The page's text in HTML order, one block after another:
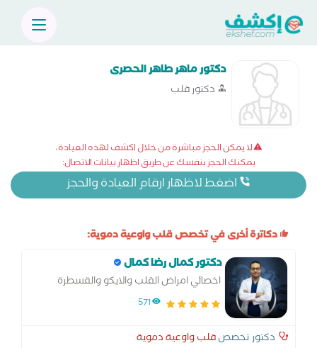
دكتور ماهر طاهر الحصرى
دكتور قلب
لا يمكن الحجز مباشرة من خلال اكشف لهذه العيادة،
يمكنك الحجز بنفسك عن طريق اظهار بيانات الاتصال:
اضغط لاظهار ارقام العيادة والحجز
دكاترة أخرى في تخصص قلب واوعية دموية:
دكتور كمال رضا كمال
اخصائي امراض القلب والايكو والقسطرة
571
دكتور تخصصقلب واوعية دموية